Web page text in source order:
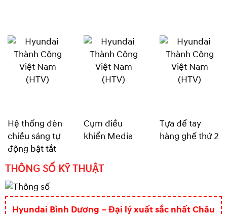
Hệ thống đèn
chiều sáng tự
động bật tắt
Cụm điều
khiển Media
Tựa để tay
hàng ghế thứ 2
THÔNG SỐ KỸ THUẬT
Hyundai Bình Dương – Đại lý xuất sắc nhất Châu